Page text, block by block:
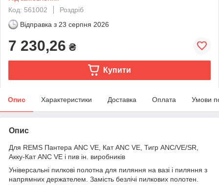
Код: 561002
Роздріб
Відправка з 23 серпня 2026
7 230,26 ₴
Купити
Опис Характеристики Доставка Оплата Умови
Опис
Для REMS Пантера ANC VE, Кат ANC VE, Тигр ANC/VE/SR,
Акку-Кат ANC VE і пив ін. виробників
Універсальні пилкові полотна для пиляння на вазі і пиляння з
напрямних держателем. Замість безлічі пилкових полотен.